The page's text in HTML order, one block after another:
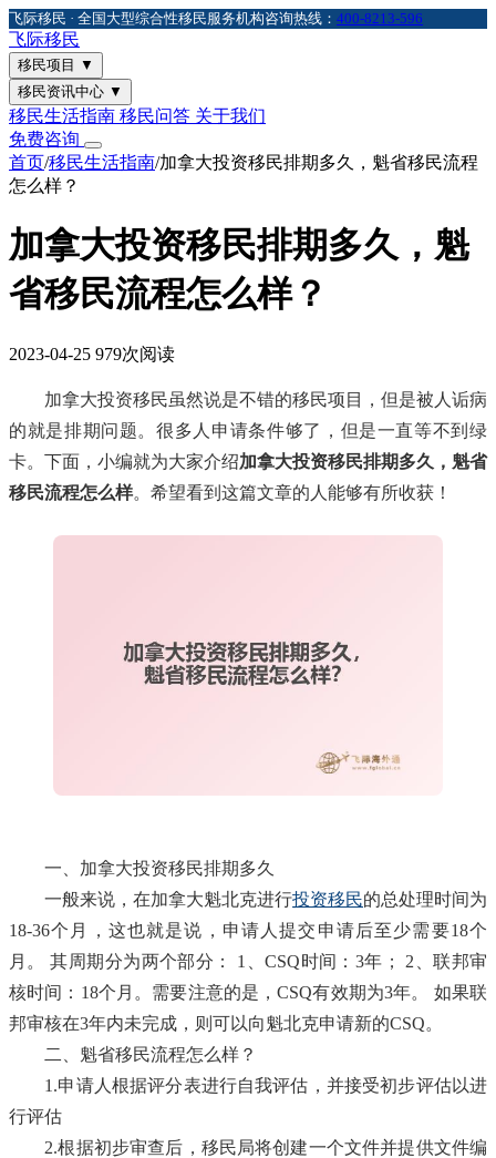
飞际移民 · 全国大型综合性移民服务机构咨询热线： 400-8213-596
飞际移民
移民项目 ▼
移民资讯中心 ▼
移民生活指南 移民问答 关于我们
免费咨询
首页/移民生活指南/加拿大投资移民排期多久，魁省移民流程
怎么样？
加拿大投资移民排期多久，魁
省移民流程怎么样？
2023-04-25 979次阅读
加拿大投资移民虽然说是不错的移民项目，但是被人诟病
的就是排期问题。很多人申请条件够了，但是一直等不到绿
卡。下面，小编就为大家介绍加拿大投资移民排期多久，魁省
移民流程怎么样。希望看到这篇文章的人能够有所收获！
一、加拿大投资移民排期多久
一般来说，在加拿大魁北克进行投资移民的总处理时间为
18-36个月，这也就是说，申请人提交申请后至少需要18个
月。 其周期分为两个部分： 1、CSQ时间：3年； 2、联邦审
核时间：18个月。需要注意的是，CSQ有效期为3年。 如果联
邦审核在3年内未完成，则可以向魁北克申请新的CSQ。
二、魁省移民流程怎么样？
1.申请人根据评分表进行自我评估，并接受初步评估以进
行评估
2.根据初步审查后，移民局将创建一个文件并提供文件编